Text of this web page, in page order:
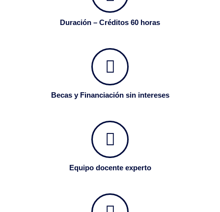
Duración – Créditos 60 horas
Becas y Financiación sin intereses
Equipo docente experto